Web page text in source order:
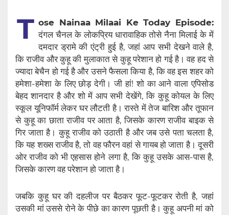
T ose Nainaa Milaai Ke Today Episode:
दंगल चैनल के लोकप्रिय धारावाहिक तोसे नैना मिलाई के में
दमदार ड्रामे की एंट्री हुई है, जहां आप सभी देखने वाले है,
कि राजीव और कुहू की मुलाकात से कुहू परेशान हो गई है। वह हद से
ज्यादा बेचैन हो गई है और उसने फैसला किया है, कि वह इस शहर को
हमेशा-हमेशा के लिए छोड़ देगी। जी हां! शो का आने वाला एपिसोड
बेहद शानदार है और शो में आप सभी देखेंगे, कि कुहू कोयल के लिए
स्कूल यूनिफॉर्म लेकर घर लौटती है। रास्ते में तेज बारिश और तूफान
से कुहू का छाता राजीव पर आता है, जिसके कारण राजीव बाइक से
गिर जाता है। कुहू राजीव को उठाती है और जब उसे पता चलता है,
कि यह शख्स राजीव है, तो वह फौरन वहां से गायब हो जाता है। दूसरी
ओर राजीव को भी एहसास होने लगा है, कि कुहू उसके आस-पास है,
जिसके कारण वह परेशान हो जाता है।
जबकि कुहू घर की दहलीज पर बैठकर फूट-फूटकर रोती है, जहां
उसकी मां उससे रोने के पीछे का कारण पूछती है। कुहू अपनी मां को